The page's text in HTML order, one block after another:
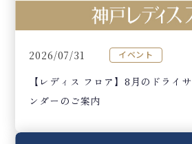
2026/07/31 イベント
【レディス フロア】8月のドライ
ンダーのご案内